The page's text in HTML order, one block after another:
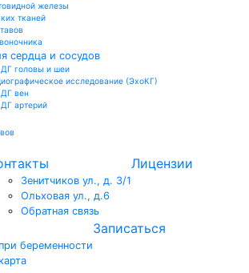
железы
тканей
сердца и сосудов
головы и шеи
исследование (ЭхоКГ)
вен
артерий
Зенитчиков ул., д. 3/1
Ольховая ул., д.6
Обратная связь
Лицензии
беременности
Записаться